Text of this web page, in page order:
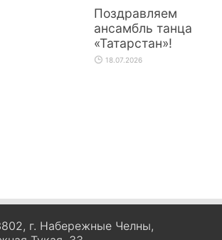
Поздравляем
ансамбль танца
«Татарстан»!
18.07.2026
г. Набережные Челны,